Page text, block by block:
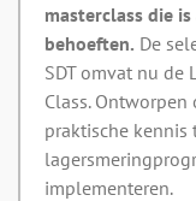
masterclass die
behoeften. De
SDT omvat nu de
Class.
praktische kennis
implementeren.